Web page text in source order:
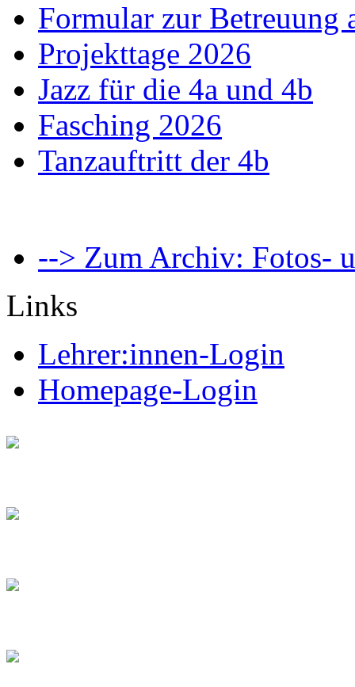
Formular zur Betreuung
Projekttage 2026
Jazz für die 4a und 4b
Fasching 2026
Tanzauftritt der 4b
--> Zum Archiv: Fotos-
Links
Lehrer:innen-Login
Homepage-Login